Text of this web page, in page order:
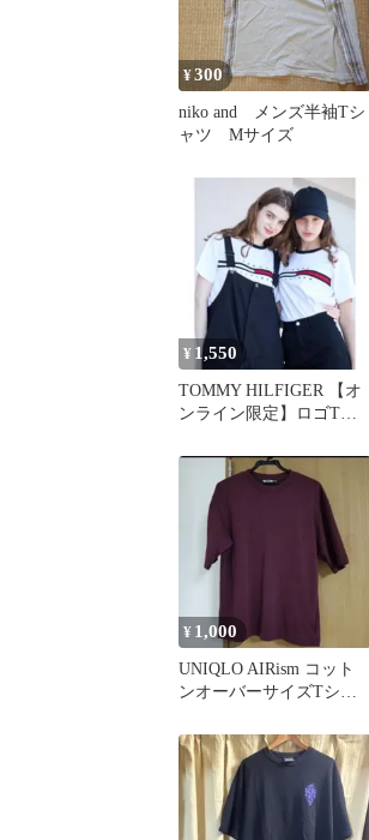
¥300
niko and メンズ半袖Tシ
ャツ Mサイズ
¥ 1,550
TOMMY HILFIGER 【オ
ンライン限定】ロゴTシ
¥ 1,000
UNIQLO AIRism コット
ンオーバーサイズTシャ